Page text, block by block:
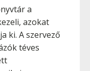
a
azokat
ki. A szervező
téves